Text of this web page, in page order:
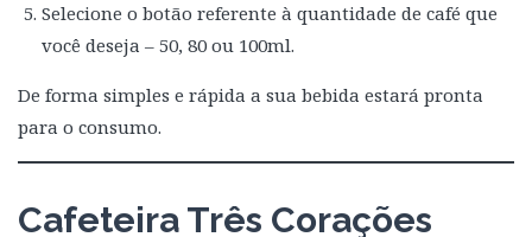
Selecione o botão referente à quantidade de café que
você deseja – 50, 80 ou 100ml.
De forma simples e rápida a sua bebida estará pronta
para o consumo.
Cafeteira Três Corações